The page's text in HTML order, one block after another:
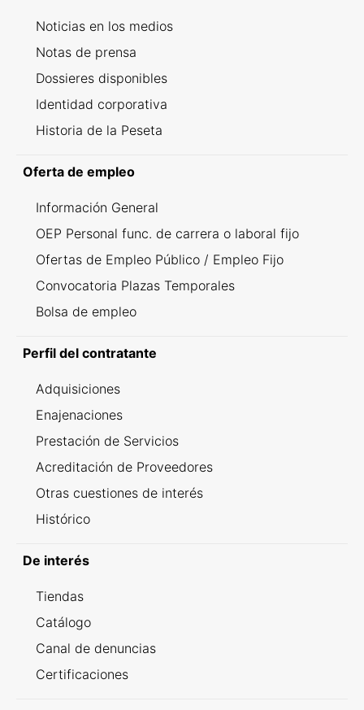
Noticias en los medios
Notas de prensa
Dossieres disponibles
Identidad corporativa
Historia de la Peseta
Oferta de empleo
Información General
OEP Personal func. de carrera o laboral fijo
Ofertas de Empleo Público / Empleo Fijo
Convocatoria Plazas Temporales
Bolsa de empleo
Perfil del contratante
Adquisiciones
Enajenaciones
Prestación de Servicios
Acreditación de Proveedores
Otras cuestiones de interés
Histórico
De interés
Tiendas
Catálogo
Canal de denuncias
Certificaciones